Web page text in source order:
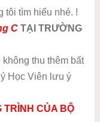
tôi tìm hiểu nhé. !
CTẠI TRƯỜNG
thu thêm bất
Học Viên lưu ý
CỦA BỘ